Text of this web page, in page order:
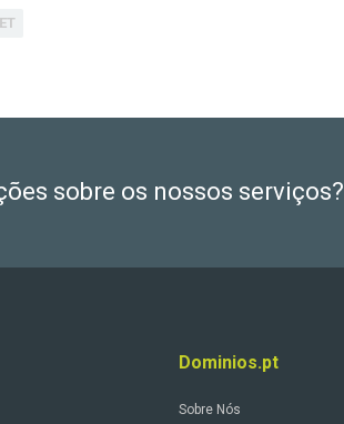
sobre os nossos serviços?
Dominios.pt
Sobre Nós